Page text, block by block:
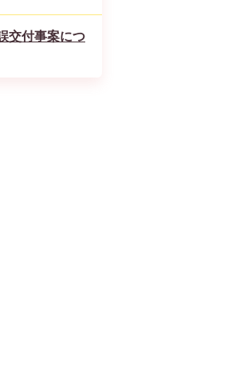
交付事案につ